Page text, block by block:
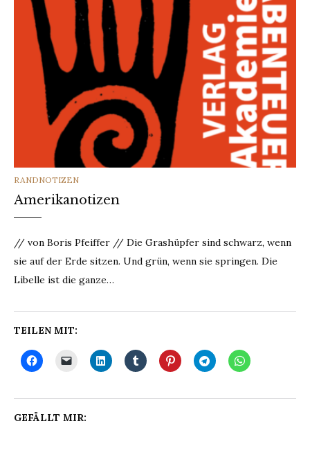
CATEGORIES
RANDNOTIZEN
Amerikanotizen
// von Boris Pfeiffer // Die Grashüpfer sind schwarz, wenn
sie auf der Erde sitzen. Und grün, wenn sie springen. Die
Libelle ist die ganze…
TEILEN MIT:
GEFÄLLT MIR: